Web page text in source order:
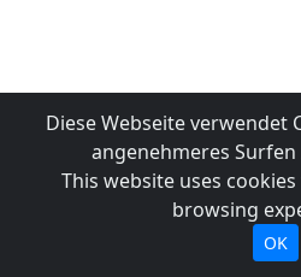
Diese Webseite verwendet
angenehmeres
This website uses
browsing
OK